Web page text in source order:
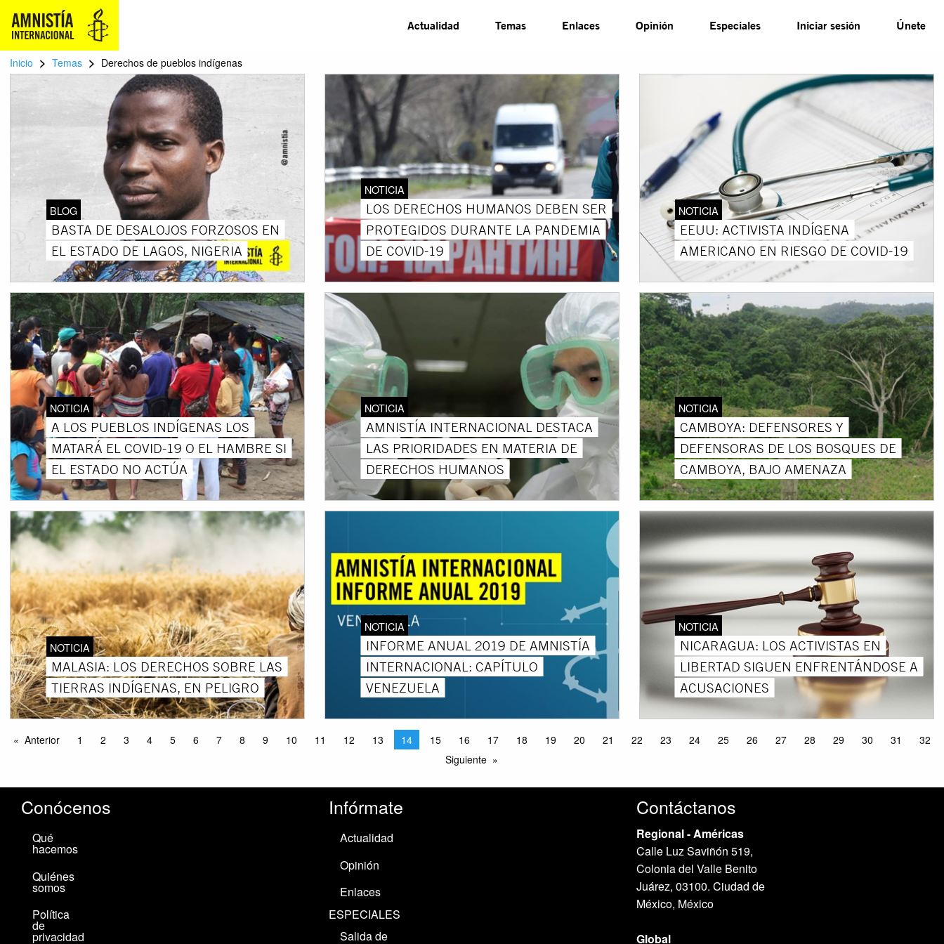
Actualidad Temas Enlaces Opinión Especiales Iniciar sesión Únete
Inicio > Temas > Derechos de pueblos indígenas
BLOG
BASTA DE DESALOJOS FORZOSOS EN
EL ESTADO DE LAGOS, NIGERIA
NOTICIA
LOS DERECHOS HUMANOS DEBEN SER
PROTEGIDOS DURANTE LA PANDEMIA
DE COVID-19
NOTICIA
EEUU: ACTIVISTA INDÍGENA
AMERICANO EN RIESGO DE COVID-19
NOTICIA
A LOS PUEBLOS INDÍGENAS LOS
MATARÁ EL COVID-19 O EL HAMBRE SI
EL ESTADO NO ACTÚA
NOTICIA
AMNISTÍA INTERNACIONAL DESTACA
LAS PRIORIDADES EN MATERIA DE
DERECHOS HUMANOS
NOTICIA
CAMBOYA: DEFENSORES Y
DEFENSORAS DE LOS BOSQUES DE
CAMBOYA, BAJO AMENAZA
NOTICIA
MALASIA: LOS DERECHOS SOBRE LAS
TIERRAS INDÍGENAS, EN PELIGRO
NOTICIA
INFORME ANUAL 2019 DE AMNISTÍA
INTERNACIONAL: CAPÍTULO
VENEZUELA
NOTICIA
NICARAGUA: LOS ACTIVISTAS EN
LIBERTAD SIGUEN ENFRENTÁNDOSE A
ACUSACIONES
Anterior 1 2 3 4 5 6 7 8 9 10 11 12 13 14 15 16 17 18 19 20 21 22 23 24 25 26 27 28 29 30 31
32
Siguiente
Conócenos
Qué
hacemos
Quiénes
somos
Política
de
privacidad
Infórmate
Actualidad
Opinión
Enlaces
ESPECIALES
Salida de
Contáctanos
Regional - Américas
Calle Luz Saviñón 519,
Colonia del Valle Benito
Juárez, 03100. Ciudad de
México, México
Global